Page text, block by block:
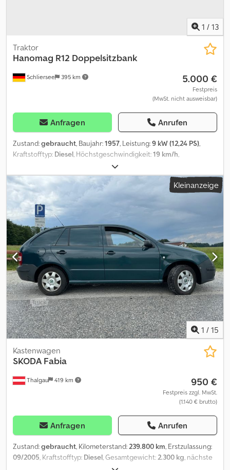
1 / 13
Schliersee 395 km
Traktor
Hanomag R12 Doppelsitzbank
5.000 €
Festpreis
(MwSt. nicht ausweisbar)
Anfragen Anrufen
Zustand:gebraucht, Baujahr:1957, Leistung:9 kW (12,24 PS),
Kraftstofftyp: Diesel, Höchstgeschwindigkeit:19 km/h,
, Gesamtgewicht:
1.660 mm, Gesamtlänge:2.730 mm, Gesamtbreite:1.480 mm,
Karosserie ist restauriert, Reifen neuwertig, springt schlecht an,
warm schlechter als kalt, ölt aus dem Auspuff, Anlasser schlecht,
nähere Auskünfte telefonisch, deutsche Zulassung Dcjdpfx
Agezhm Tke Uek Fahrzeug wird bevorzugt an Gewerbetreibende
oder Export verkauft, Privat unter Vorbehalt Verkauf ohne
Garantie Die vorgenannten Angaben sind unverbindlich, Irrtümer/
Änderungen und Zwischenverkauf unter Vorbehalt!
Kleinanzeige
1 / 15
Thalgau 419 km
Kastenwagen
SKODA Fabia
950 €
Festpreis zzgl. MwSt.
(1.140 € brutto)
Anfragen Anrufen
Zustand:gebraucht, Kilometerstand: 239.800 km, Erstzulassung:
09/2005 , Kraftstofftyp: Diesel , Gesamtgewicht: 2.300 kg , nächste
Grün